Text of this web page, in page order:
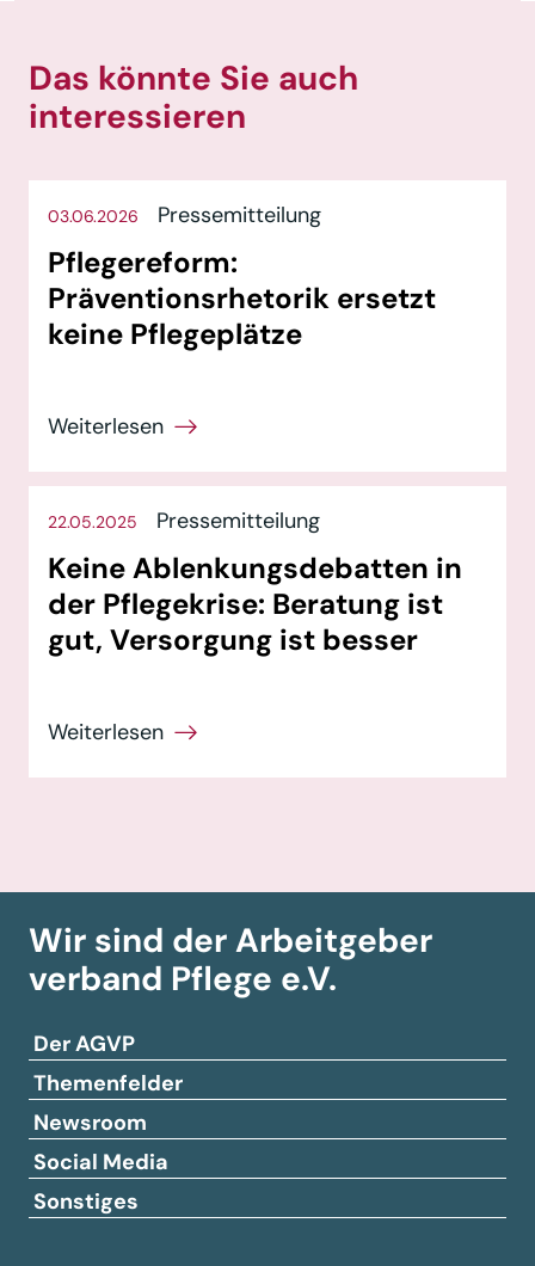
Das könnte Sie auch
interessieren
03.06.2026 Pressemitteilung
Pflegereform:
Präventionsrhetorik ersetzt
keine Pflegeplätze
22.05.2025 Pressemitteilung
Keine Ablenkungsdebatten in
der Pflegekrise: Beratung ist
gut, Versorgung ist besser
Wir sind der Arbeitgeber­
verband Pflege e.V.
Der AGVP
Themenfelder
Newsroom
Social Media
Sonstiges